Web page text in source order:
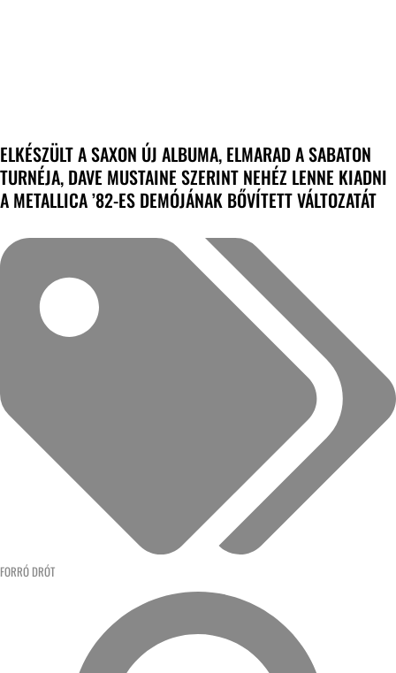
ELKÉSZÜLT A SAXON ÚJ ALBUMA, ELMARAD A SABATON
TURNÉJA, DAVE MUSTAINE SZERINT NEHÉZ LENNE KIADNI
A METALLICA ’82-ES DEMÓJÁNAK BŐVÍTETT VÁLTOZATÁT
FORRÓ DRÓT